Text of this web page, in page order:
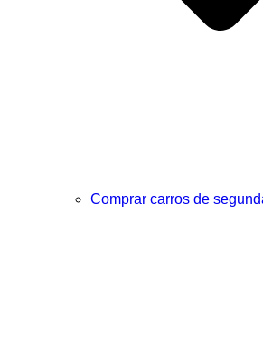
Comprar carros de